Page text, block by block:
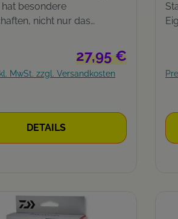
hat besondere
nicht nur das
sondern auch die
Hergestellt in den USA
Regulärer Preis:
27,95 €
MwSt. zzgl. Versandkosten
DETAILS